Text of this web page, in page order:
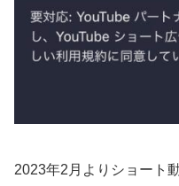
2023年2月よりショート